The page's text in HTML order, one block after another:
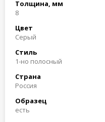
Толщина, мм
8
Цвет
Cерый
Стиль
1-но полосный
Страна
Россия
Образец
есть